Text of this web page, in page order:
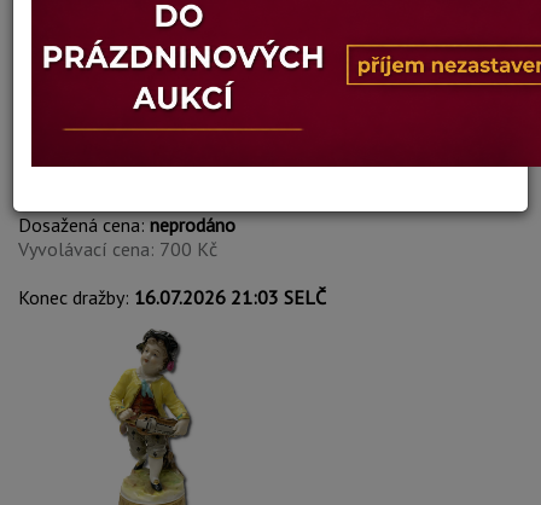
Rudolstadt
253. MUZIKANT
Dosažená cena:neprodáno
Vyvolávací cena: 700 Kč
Konec dražby: 16.07.2026 21:03 SELČ